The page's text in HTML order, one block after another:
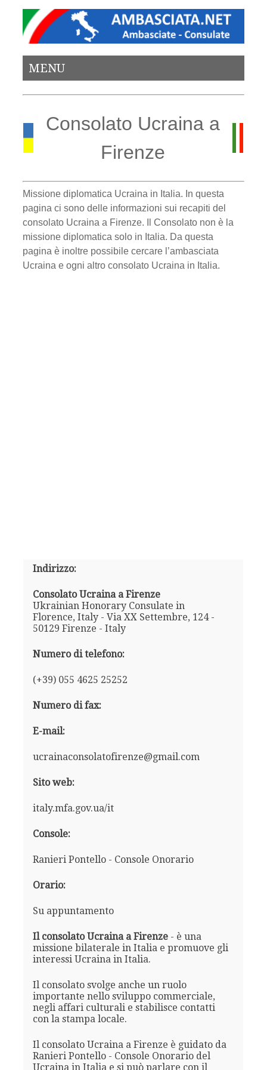
MENU
Consolato Ucraina a
Firenze
Missione diplomatica Ucraina in Italia. In questa
pagina ci sono delle informazioni sui recapiti del
consolato Ucraina a Firenze. Il Consolato non è la
missione diplomatica solo in Italia. Da questa
pagina è inoltre possibile cercare l’ambasciata
Ucraina e ogni altro consolato Ucraina in Italia.
Indirizzo:
Consolato Ucraina a Firenze
Ukrainian Honorary Consulate in
Florence, Italy - Via XX Settembre, 124 -
50129 Firenze - Italy
Numero di telefono:
(+39) 055 4625 25252
Numero di fax:
E-mail:
ucrainaconsolatofirenze@gmail.com
Sito web:
italy.mfa.gov.ua/it
Console:
Ranieri Pontello - Console Onorario
Orario:
Su appuntamento
Il consolato Ucraina a Firenze- è una
missione bilaterale in Italia e promuove gli
interessi Ucraina in Italia.
Il consolato svolge anche un ruolo
importante nello sviluppo commerciale,
negli affari culturali e stabilisce contatti
con la stampa locale.
Il consolato Ucraina a Firenze è guidato da
Ranieri Pontello - Console Onorario del
Ucraina in Italia e si può parlare con il